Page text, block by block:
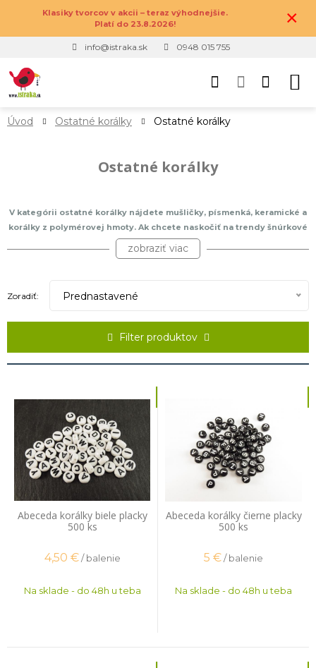
Klasiky tvorcov v akcii – teraz výhodnejšie.
Platí do 23.8.2026!
×
info@istraka.sk 0948 015 755
Úvod Ostatné korálky Ostatné korálky
Ostatné korálky
V kategórii ostatné korálky nájdete mušličky, písmenká, keramické a
korálky z polymérovej hmoty. Ak chcete naskočiť na trendy šnúrkové
náramky s mušličkami, ste tu správne. Všetko čo potrebujete sú
mušličky, nylonová alebo saténová šnúrka, možno nejaká ozdobka
čo takto náhrdelník pripomínajúci tie, čo nosia ľudia na Havaji? Neboj
na neelastický silon, prípadne poplastované lanko, pridáš prívesok
do stredu, zakončíš ukončovacím setom a dodáš svojmu vzhľadu
zobraziť viac
Filter produktov
Zoradiť: Prednastavené
Abeceda korálky biele placky
500 ks
4,50 € / balenie
Na sklade - do 48h u teba
Abeceda korálky čierne placky
500 ks
5 €/ balenie
Na sklade - do 48h u teba